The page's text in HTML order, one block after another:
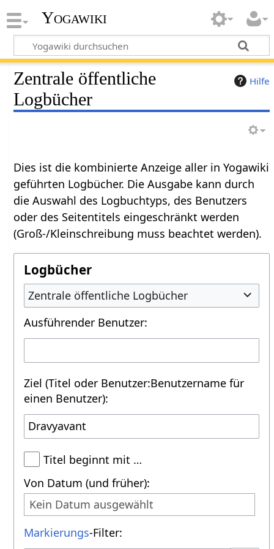
Yogawiki
Hilfe
Zentrale öffentliche
Logbücher
Dies ist die kombinierte Anzeige aller in Yogawiki
geführten Logbücher. Die Ausgabe kann durch
die Auswahl des Logbuchtyps, des Benutzers
oder des Seitentitels eingeschränkt werden
(Groß-/Kleinschreibung muss beachtet werden).
Logbücher
Zentrale öffentliche Logbücher
Ausführender Benutzer:
Ziel (Titel oder Benutzer:Benutzername für
einen Benutzer):
Titel beginnt mit …
Von Datum (und früher):
Kein Datum ausgewählt
Markierungs-Filter: